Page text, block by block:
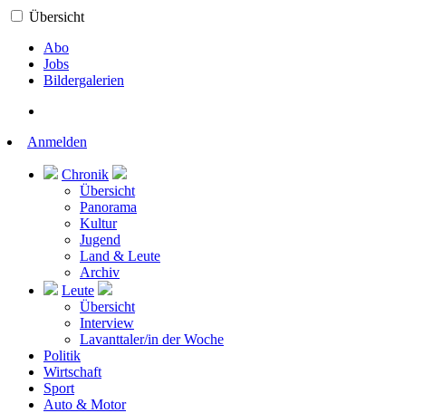
Übersicht
Abo
Jobs
Bildergalerien
Anmelden
Chronik
Übersicht
Panorama
Kultur
Jugend
Land & Leute
Archiv
Leute
Übersicht
Interview
Lavanttaler/in der Woche
Politik
Wirtschaft
Sport
Auto & Motor